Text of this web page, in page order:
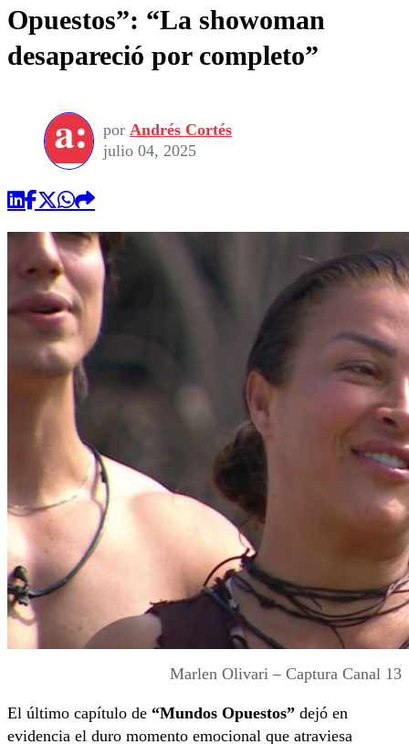
Opuestos”: “La showoman
desapareció por completo”
por Andrés Cortés
julio 04, 2025
Marlen Olivari – Captura Canal 13
El último capítulo de “Mundos Opuestos” dejó en
evidencia el duro momento emocional que atraviesa